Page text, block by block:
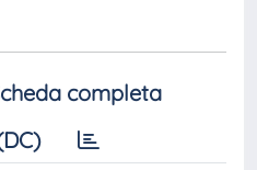
completa